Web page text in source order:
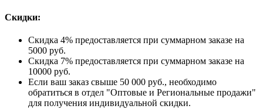
Скидки:
Скидка 4% предоставляется при суммарном заказе на
5000 руб.
Скидка 7% предоставляется при суммарном заказе на
10000 руб.
Если ваш заказ свыше 50 000 руб., необходимо
обратиться в отдел "Оптовые и Региональные продажи"
для получения индивидуальной скидки.